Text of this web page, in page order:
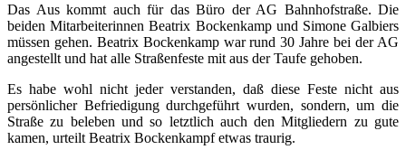
Das Aus kommt auch für das Büro der AG Bahnhofstraße. Die
beiden Mitarbeiterinnen Beatrix Bockenkamp und Simone Galbiers
müssen gehen. Beatrix Bockenkamp war rund 30 Jahre bei der AG
angestellt und hat alle Straßenfeste mit aus der Taufe gehoben.
Es habe wohl nicht jeder verstanden, daß diese Feste nicht aus
persönlicher Befriedigung durchgeführt wurden, sondern, um die
Straße zu beleben und so letztlich auch den Mitgliedern zu gute
kamen, urteilt Beatrix Bockenkampf etwas traurig.